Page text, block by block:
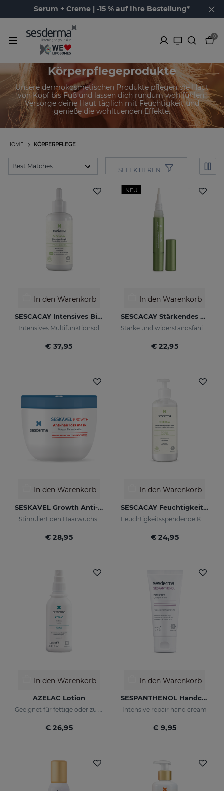
Serum + Creme | -15 % auf Ihre Bestellung*
0
Körperpflegeprodukte
Unsere dermokosmetischen Produkte pflegen die Haut
von Kopf bis Fuß und lassen dich rundum wohlfühlen.
Versorge deine Haut täglich mit Feuchtigkeit und
genieße die wohltuenden Effekte.
KÖRPERPFLEGE
HOME
SELEKTIEREN
In den Warenkorb
SESCACAY Intensives Bio-Öl
Intensives Multifunktionsöl
€ 37,95
NEU
In den Warenkorb
SESCACAY Stärkendes Nagelserum
Starke und widerstandsfähige Nägel
€ 22,95
In den Warenkorb
SESKAVEL Growth Anti-Haarausfall-Maske
Stimuliert den Haarwuchs.
€ 28,95
In den Warenkorb
SESCACAY Feuchtigkeitsspendende Körpercreme
€ 24,95
In den Warenkorb
AZELAC Lotion
Geeignet für fettige oder zu Akne neigende Haut
€ 26,95
In den Warenkorb
SESPANTHENOL Handcreme
Intensive repair hand cream
€ 9,95